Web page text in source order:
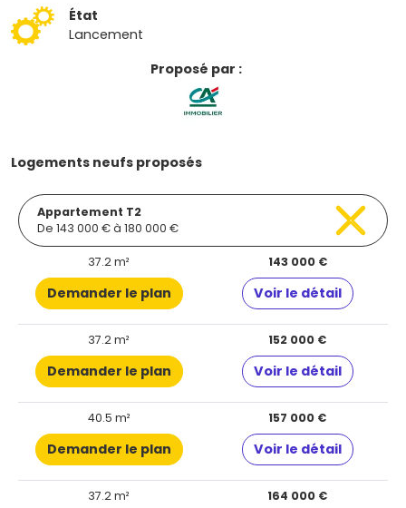
État
Lancement
Proposé par :
Logements neufs proposés
Appartement T2
De 143 000 € à 180 000 €
37.2 m² 143 000 €
Demander le plan Voir le détail
37.2 m² 152 000 €
Demander le plan Voir le détail
40.5 m² 157 000 €
Demander le plan Voir le détail
37.2 m² 164 000 €